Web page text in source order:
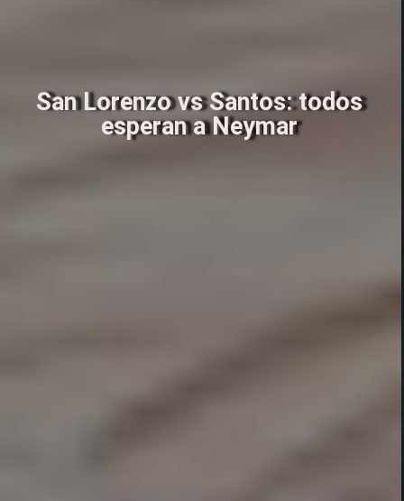
San Lorenzo vs Santos: todos
esperan a Neymar